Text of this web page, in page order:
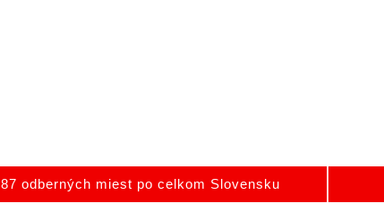
87 odberných miest po celkom Slovensku